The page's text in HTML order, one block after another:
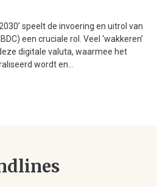
speelt de invoering en uitrol van
een cruciale rol. Veel ‘wakkeren’
digitale valuta, waarmee het
wordt en...